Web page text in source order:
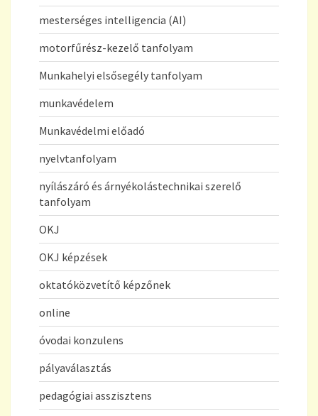
mesterséges intelligencia (AI)
motorfűrész-kezelő tanfolyam
Munkahelyi elsősegély tanfolyam
munkavédelem
Munkavédelmi előadó
nyelvtanfolyam
nyílászáró és árnyékolástechnikai szerelő
tanfolyam
OKJ
OKJ képzések
oktatóközvetítő képzőnek
online
óvodai konzulens
pályaválasztás
pedagógiai asszisztens